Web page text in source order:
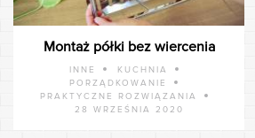
Montaż półki bez wiercenia
INNE
KUCHNIA
PORZĄDKOWANIE
PRAKTYCZNE ROZWIĄZANIA
28 WRZEŚNIA 2020